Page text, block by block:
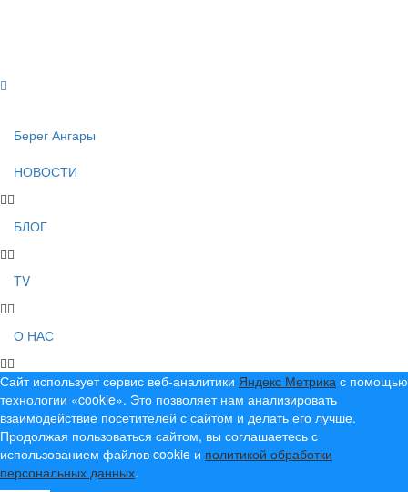
Берег Ангары
НОВОСТИ
БЛОГ
TV
О НАС
Сайт использует сервис веб-аналитики Яндекс Метрика с помощью
технологии «cookie». Это позволяет нам анализировать
взаимодействие посетителей с сайтом и делать его лучше.
Продолжая пользоваться сайтом, вы соглашаетесь с
использованием файлов cookie и политикой обработки
персональных данных.